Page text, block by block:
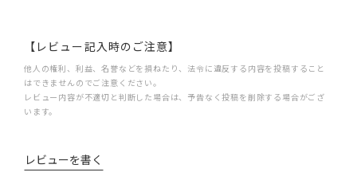
【レビュー記入時のご注意】
他人の権利、利益、名誉などを損ねたり、法令に違反する内容を投稿すること
はできませんのでご注意ください。
レビュー内容が不適切と判断した場合は、予告なく投稿を削除する場合がござ
います。
レビューを書く